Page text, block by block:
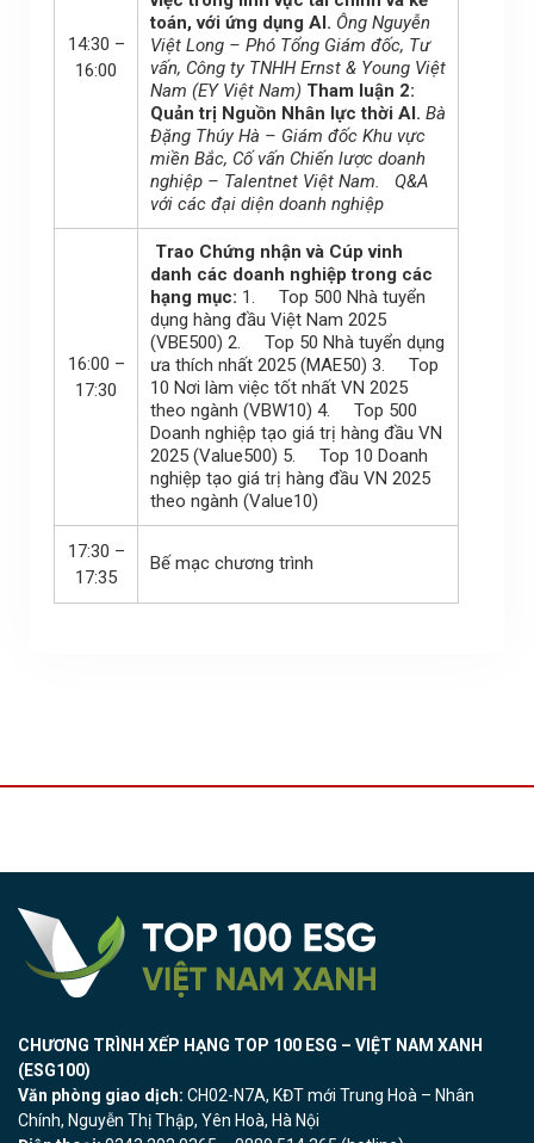
14:30 –
16:00
toán, với ứng dụng AI. Ông Nguyễn
Việt Long – Phó Tổng Giám đốc, Tư
vấn, Công ty TNHH Ernst & Young Việt
Nam (EY Việt Nam) Tham luận 2:
Quản trị Nguồn Nhân lực thời AI. Bà
Đặng Thúy Hà – Giám đốc Khu vực
miền Bắc, Cố vấn Chiến lược doanh
nghiệp – Talentnet Việt Nam.
Q&A
với các đại diện doanh nghiệp
16:00 –
17:30
Trao Chứng nhận và Cúp vinh
danh các doanh nghiệp trong các
hạng mục: 1. Top 500 Nhà tuyển
dụng hàng đầu Việt Nam 2025
(VBE500) 2. Top 50 Nhà tuyển dụng
ưa thích nhất 2025 (MAE50) 3. Top
10 Nơi làm việc tốt nhất VN 2025
theo ngành (VBW10) 4. Top 500
Doanh nghiệp tạo giá trị hàng đầu VN
2025 (Value500) 5. Top 10 Doanh
nghiệp tạo giá trị hàng đầu VN 2025
theo ngành (Value10)
17:30 –
17:35
Bế mạc chương trình
CHƯƠNG TRÌNH XẾP HẠNG TOP 100 ESG – VIỆT NAM XANH
(ESG100)
Văn phòng giao dịch: CH02-N7A, KĐT mới Trung Hoà – Nhân
Chính, Nguyễn Thị Thập, Yên Hoà, Hà Nội